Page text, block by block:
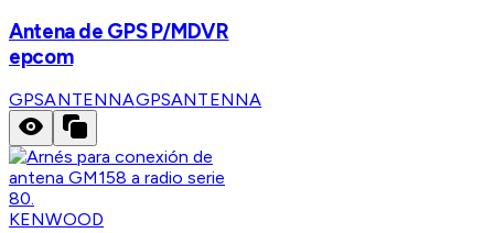
Antena de GPS P/MDVR
epcom
GPSANTENNAGPSANTENNA
KENWOOD